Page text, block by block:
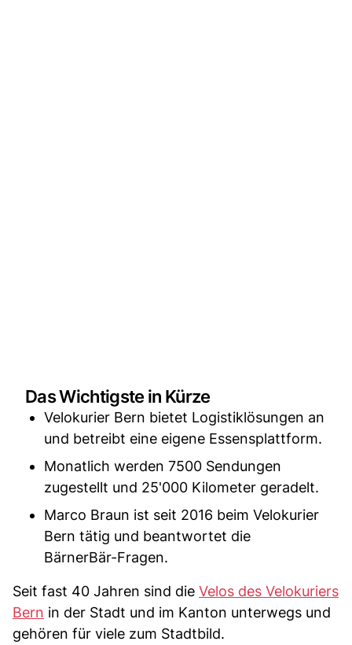
Das Wichtigste in Kürze
Velokurier Bern bietet Logistiklösungen an
und betreibt eine eigene Essensplattform.
Monatlich werden 7500 Sendungen
zugestellt und 25'000 Kilometer geradelt.
Marco Braun ist seit 2016 beim Velokurier
Bern tätig und beantwortet die
BärnerBär-Fragen.
Seit fast 40 Jahren sind die Velos des Velokuriers
Bern in der Stadt und im Kanton unterwegs und
gehören für viele zum Stadtbild.